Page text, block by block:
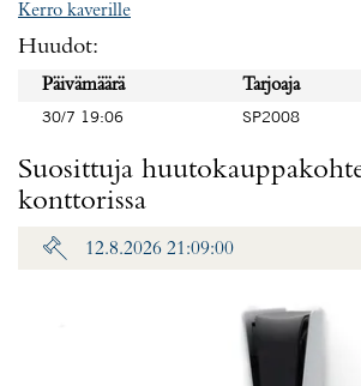
Kerro kaverille
Huudot:
Päivämäärä Tarjoaja
30/7 19:06
SP2008
Suosittuja
konttorissa
12.8.2026 21:09:00